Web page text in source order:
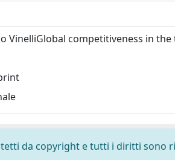
VinelliGlobal competitiveness in the
da copyright e tutti i diritti sono